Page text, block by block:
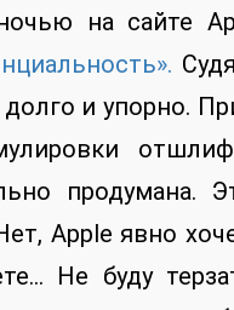
на сайте
и упорно.
продумана.
Apple явно
Не буду